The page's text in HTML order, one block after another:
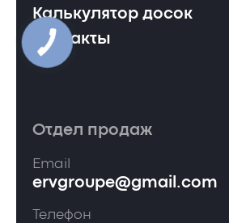
Калькулятор досок
Контакты
Отдел продаж
Email
ervgroupe@gmail.com
Телефон